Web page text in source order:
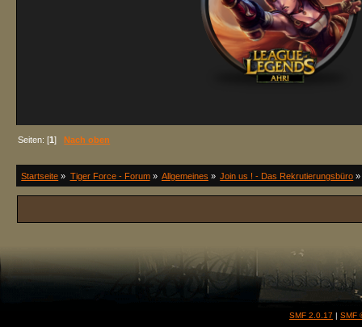
Seiten: [1] Nach oben
Startseite » Tiger Force - Forum» Allgemeines » Join us ! - Das Rekrutierungsbüro »
SMF 2.0.17 | SMF